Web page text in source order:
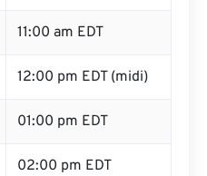
11:00 am EDT
12:00 pm EDT (midi)
01:00 pm EDT
02:00 pm EDT